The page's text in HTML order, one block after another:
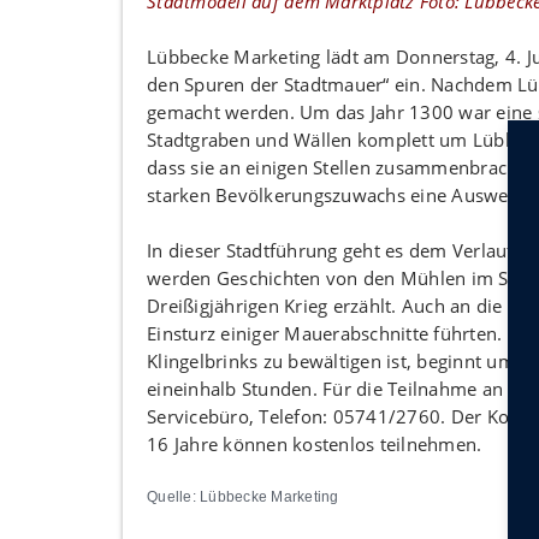
Lübbecke Marketing lädt am Donnerstag, 4.
den Spuren der Stadtmauer“ ein. Nachdem
gemacht werden. Um das Jahr 1300 war
Stadtgraben und Wällen komplett um
dass sie an einigen Stellen zusammenbrach
starken Bevölkerungszuwachs eine
In dieser Stadtführung geht es dem Verlauf
werden Geschichten von den Mühlen im
Dreißigjährigen Krieg erzählt. Auch an die
Einsturz einiger Mauerabschnitte führten.
Klingelbrinks zu bewältigen ist, beginnt um
eineinhalb Stunden. Für die Teilnahme an
Servicebüro, Telefon: 05741/2760. Der
16 Jahre können kostenlos teilnehmen.
Quelle: Lübbecke Marketing